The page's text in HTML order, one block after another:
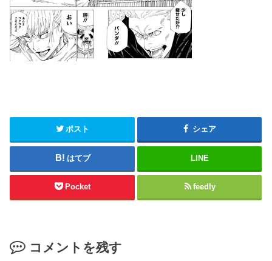
ポスト シェア
はてブ LINE
Pocket feedly
コメントを残す